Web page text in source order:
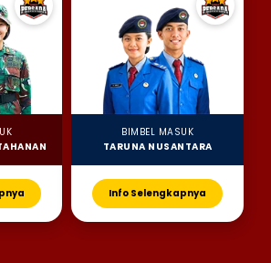
BIMBEL MASUK
TARUNA NUSANTARA
Info Selengkapnya